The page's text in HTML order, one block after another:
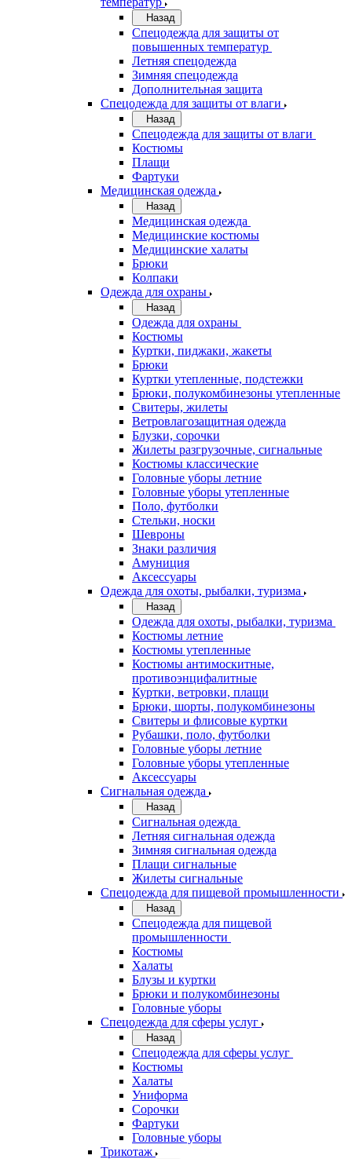
Назад
Спецодежда для защиты от
повышенных температур
Летняя спецодежда
Зимняя спецодежда
Дополнительная защита
Спецодежда для защиты от влаги
Назад
Спецодежда для защиты от влаги
Костюмы
Плащи
Фартуки
Медицинская одежда
Назад
Медицинская одежда
Медицинские костюмы
Медицинские халаты
Брюки
Колпаки
Одежда для охраны
Назад
Одежда для охраны
Костюмы
Куртки, пиджаки, жакеты
Брюки
Куртки утепленные, подстежки
Брюки, полукомбинезоны утепленные
Свитеры, жилеты
Ветровлагозащитная одежда
Блузки, сорочки
Жилеты разгрузочные, сигнальные
Костюмы классические
Головные уборы летние
Головные уборы утепленные
Поло, футболки
Стельки, носки
Шевроны
Знаки различия
Амуниция
Аксессуары
Одежда для охоты, рыбалки, туризма
Назад
Одежда для охоты, рыбалки, туризма
Костюмы летние
Костюмы утепленные
Костюмы антимоскитные,
противоэнцифалитные
Куртки, ветровки, плащи
Брюки, шорты, полукомбинезоны
Свитеры и флисовые куртки
Рубашки, поло, футболки
Головные уборы летние
Головные уборы утепленные
Аксессуары
Сигнальная одежда
Назад
Сигнальная одежда
Летняя сигнальная одежда
Зимняя сигнальная одежда
Плащи сигнальные
Жилеты сигнальные
Спецодежда для пищевой промышленности
Назад
Спецодежда для пищевой
промышленности
Костюмы
Халаты
Блузы и куртки
Брюки и полукомбинезоны
Головные уборы
Спецодежда для сферы услуг
Назад
Спецодежда для сферы услуг
Костюмы
Халаты
Униформа
Сорочки
Фартуки
Головные уборы
Трикотаж